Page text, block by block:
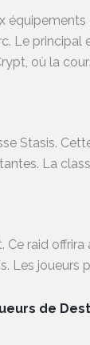
Le
où la
Stasis.
La
raid offrira
Les
de